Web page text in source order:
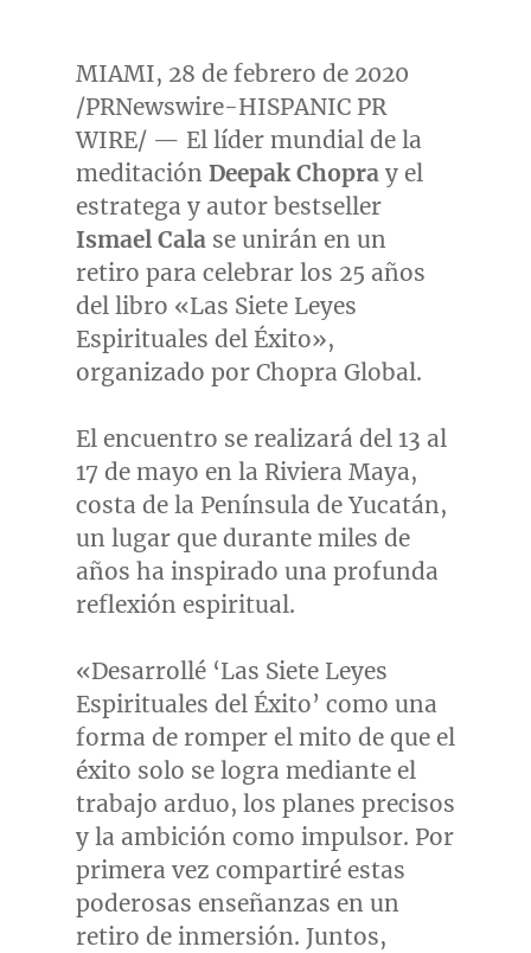
MIAMI, 28 de febrero de 2020
/PRNewswire-HISPANIC PR
WIRE/ — El líder mundial de la
meditación Deepak Chopra y el
estratega y autor bestseller
Ismael Cala se unirán en un
retiro para celebrar los 25 años
del libro «Las Siete Leyes
Espirituales del Éxito»,
organizado por Chopra Global.
El encuentro se realizará del 13 al
17 de mayo en la Riviera Maya,
costa de la Península de Yucatán,
un lugar que durante miles de
años ha inspirado una profunda
reflexión espiritual.
«Desarrollé ‘Las Siete Leyes
Espirituales del Éxito’ como una
forma de romper el mito de que el
éxito solo se logra mediante el
trabajo arduo, los planes precisos
y la ambición como impulsor. Por
primera vez compartiré estas
poderosas enseñanzas en un
retiro de inmersión. Juntos,